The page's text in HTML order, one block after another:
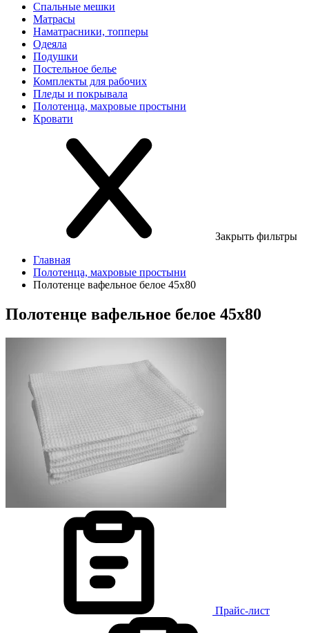
Спальные мешки
Матрасы
Наматрасники, топперы
Одеяла
Подушки
Постельное белье
Комплекты для рабочих
Пледы и покрывала
Полотенца, махровые простыни
Кровати
Закрыть фильтры
Главная
Полотенца, махровые простыни
Полотенце вафельное белое 45х80
Полотенце вафельное белое 45х80
Прайс-лист